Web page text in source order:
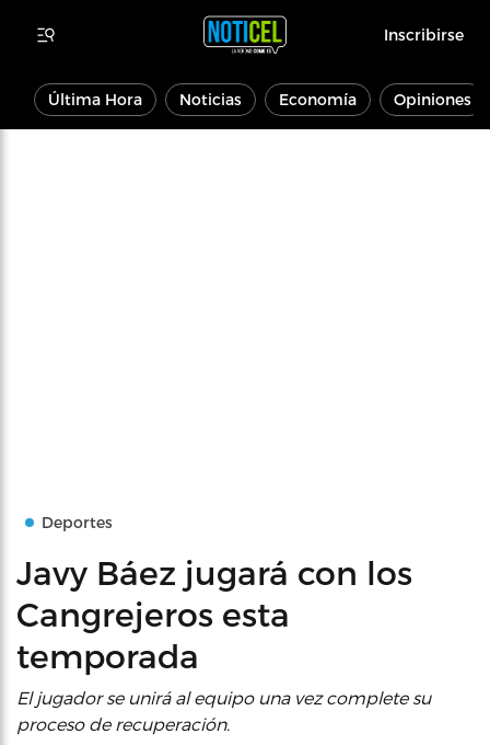
Inscribirse
Última Hora Noticias Economía Opiniones
Deportes
Javy Báez jugará con los
Cangrejeros esta
temporada
El jugador se unirá al equipo una vez complete su
proceso de recuperación.